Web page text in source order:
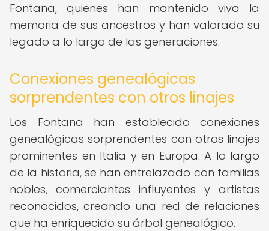
Fontana, quienes han mantenido viva la
memoria de sus ancestros y han valorado su
legado a lo largo de las generaciones.
Conexiones genealógicas
sorprendentes con otros linajes
Los Fontana han establecido conexiones
genealógicas sorprendentes con otros linajes
prominentes en Italia y en Europa. A lo largo
de la historia, se han entrelazado con familias
nobles, comerciantes influyentes y artistas
reconocidos, creando una red de relaciones
que ha enriquecido su árbol genealógico.